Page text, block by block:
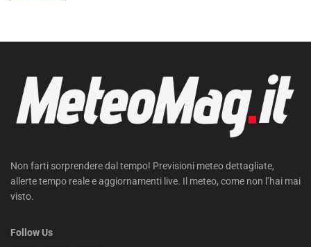
Non farti sorprendere dal tempo! Previsioni meteo dettagliate,
allerte tempo reale e aggiornamenti live. Il meteo, come non l’hai mai
visto.
Follow Us